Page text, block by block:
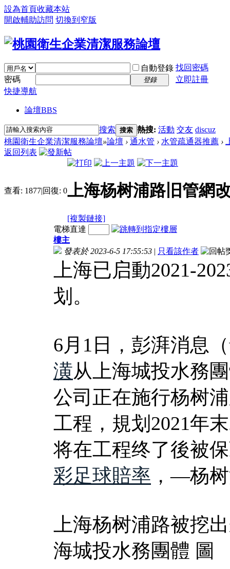
設為首頁收藏本站
開啟輔助訪問 切換到窄版
自動登錄 找回密碼
密碼
登錄
立即註冊
快捷導航
論壇BBS
搜索 搜索 熱搜: 活動 交友 discuz
桃園衛生企業清潔服務論壇»論壇 › 通水管 › 水管疏通器推薦 ›
返回列表
查看: 1877|回復: 0上海杨树浦路旧管網
[複製鏈接]
電梯直達
樓主
發表於 2023-6-5 17:55:53 | 只看該作者
上海已启動2021-
划。
6月1日，彭湃消息
潢从上海城投水務
公司正在施行杨树
工程，規划2021年
将在工程终了後被
彩足球賠率 ，—杨
上海杨树浦路被挖
海城投水務團體 圖